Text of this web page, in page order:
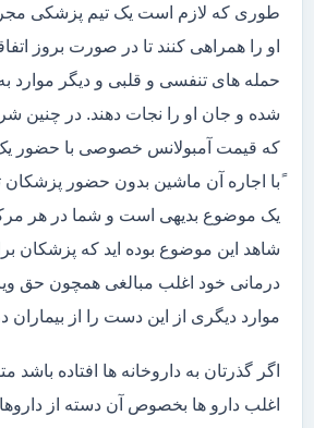
طوری که لازم است یک تیم پزشکی
او را همراهی کنند تا در صورت بروز
حمله های تنفسی و قلبی و دیگر
شده و جان او را نجات دهند. در چنین
که قیمت آمبولانس خصوصی با حضور
ًبا اجاره آن ماشین بدون حضور پزشکان
یک موضوع بدیهی است و شما در هر
شاهد این موضوع بوده اید که پزشکان
درمانی خود اغلب مبالغی همچون حق
موارد دیگری از این دست را از بیماران
اگر گذرتان به داروخانه ها افتاده
اغلب دارو ها بخصوص آن دسته از